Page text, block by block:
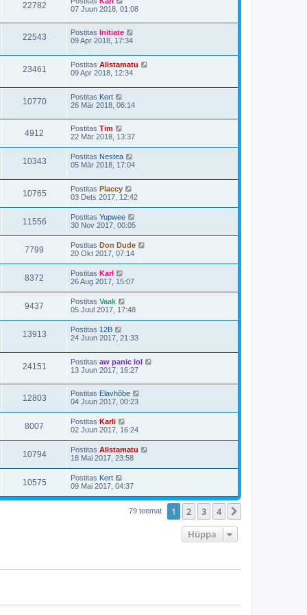
22782
07 Juun 2018, 01:08
22543 Postitas Initiate
09 Apr 2018, 17:34
23461 Postitas Alistamatu
09 Apr 2018, 12:34
10770 Postitas Kert
26 Mär 2018, 06:14
4912 Postitas Tim
22 Mär 2018, 13:37
10343 Postitas Nestea
05 Mär 2018, 17:04
10765 Postitas Placcy
03 Dets 2017, 12:42
11556 Postitas Yupwee
30 Nov 2017, 00:05
7799 Postitas Don Dude
20 Okt 2017, 07:14
8372 Postitas Karl
26 Aug 2017, 15:07
9437 Postitas Vaak
05 Juul 2017, 17:48
13913 Postitas 12B
24 Juun 2017, 21:33
24151 Postitas aw panic lol
13 Juun 2017, 16:27
12803 Postitas Elavhõbe
04 Juun 2017, 00:23
8007 Postitas Karli
02 Juun 2017, 16:24
10794 Postitas Alistamatu
18 Mai 2017, 23:58
10575 Postitas Kert
09 Mai 2017, 04:37
79 teemat 1 2 3 4
Hüppa